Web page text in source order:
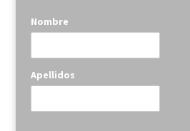
Nombre
Apellidos